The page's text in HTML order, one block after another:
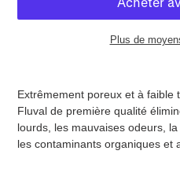
Plus de
Extrêmement poreux et à faible
Fluval de première qualité
lourds, les mauvaises odeurs,
les contaminants organiques et